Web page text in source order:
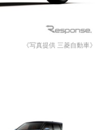
《写真提供 三菱自動車》